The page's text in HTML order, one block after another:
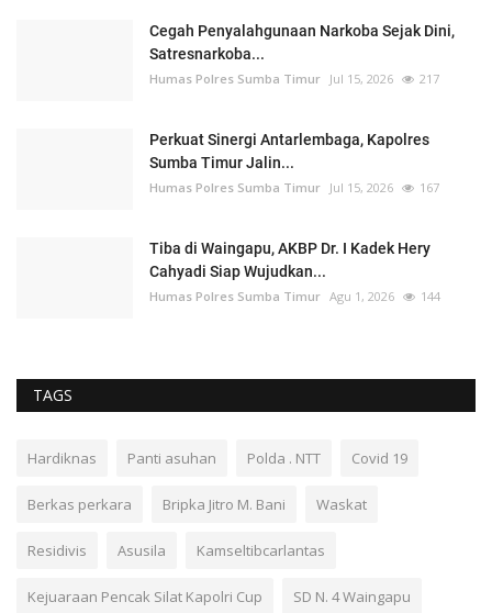
Cegah Penyalahgunaan Narkoba Sejak Dini,
Satresnarkoba...
Humas Polres Sumba Timur Jul 15, 2026 217
Perkuat Sinergi Antarlembaga, Kapolres
Sumba Timur Jalin...
Humas Polres Sumba Timur Jul 15, 2026 167
Tiba di Waingapu, AKBP Dr. I Kadek Hery
Cahyadi Siap Wujudkan...
Humas Polres Sumba Timur Agu 1, 2026 144
TAGS
Hardiknas Panti asuhan Polda . NTT Covid 19
Berkas perkara Bripka Jitro M. Bani Waskat
Residivis Asusila Kamseltibcarlantas
Kejuaraan Pencak Silat Kapolri Cup SD N. 4 Waingapu